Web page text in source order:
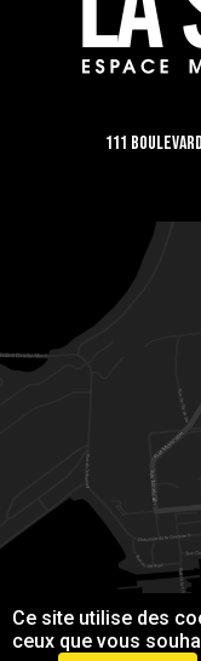
Ce site utilise des
ceux que vous
111